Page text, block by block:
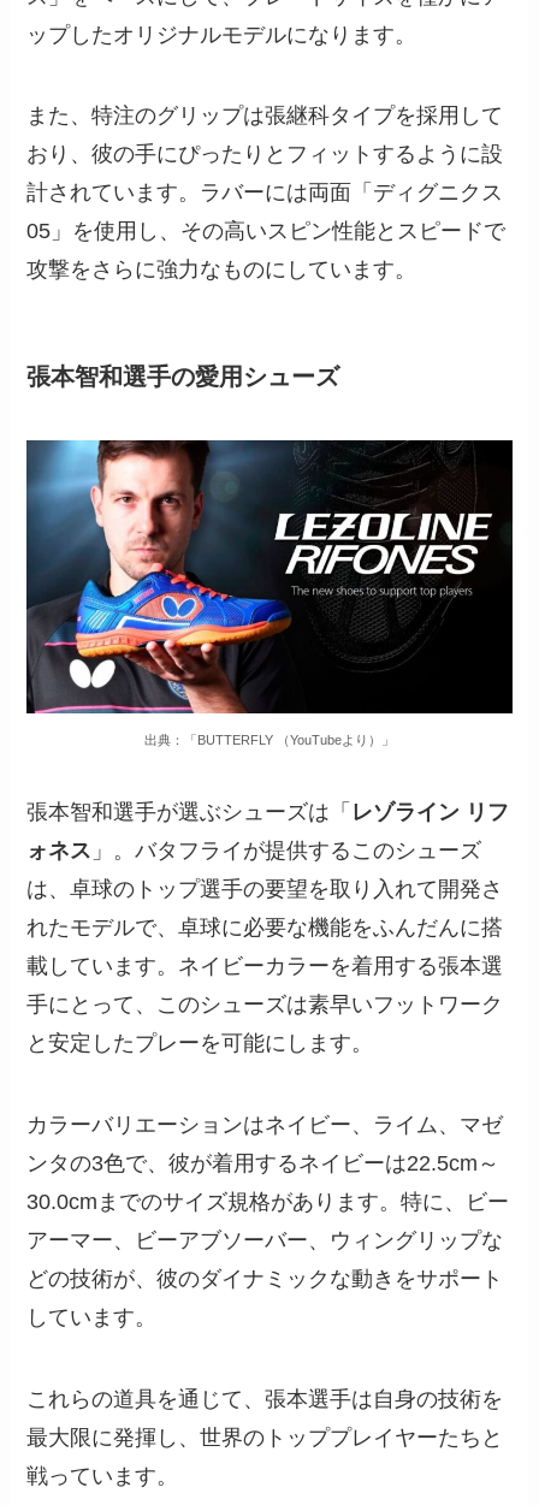
ップしたオリジナルモデルになります。
また、特注のグリップは張継科タイプを採用して
おり、彼の手にぴったりとフィットするように設
計されています。ラバーには両面「ディグニクス
05」を使用し、その高いスピン性能とスピードで
攻撃をさらに強力なものにしています。
張本智和選手の愛用シューズ
出典：「BUTTERFLY （YouTubeより）」
張本智和選手が選ぶシューズは「 レゾライン リフ
ォネス 」。バタフライが提供するこのシューズ
は、卓球のトップ選手の要望を取り入れて開発さ
れたモデルで、卓球に必要な機能をふんだんに搭
載しています。ネイビーカラーを着用する張本選
手にとって、このシューズは素早いフットワーク
と安定したプレーを可能にします。
カラーバリエーションはネイビー、ライム、マゼ
ンタの3色で、彼が着用するネイビーは22.5cm～
30.0cmまでのサイズ規格があります。特に、ビー
アーマー、ビーアブソーバー、ウィングリップな
どの技術が、彼のダイナミックな動きをサポート
しています。
これらの道具を通じて、張本選手は自身の技術を
最大限に発揮し、世界のトッププレイヤーたちと
戦っています。